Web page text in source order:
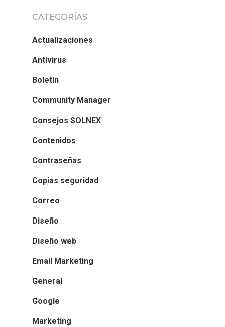
CATEGORÍAS
Actualizaciones
Antivirus
Boletín
Community Manager
Consejos SOLNEX
Contenidos
Contraseñas
Copias seguridad
Correo
Diseño
Diseño web
Email Marketing
General
Google
Marketing